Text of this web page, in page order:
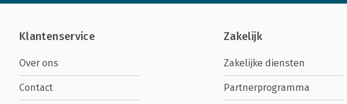
Klantenservice
Over ons
Contact
Zakelijk
Zakelijke diensten
Partnerprogramma